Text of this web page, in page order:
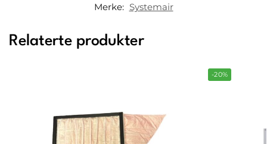
Merke: Systemair
Relaterte produkter
-20%